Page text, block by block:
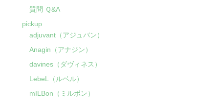
質問 Ｑ&A
pickup
adjuvant（アジュバン）
Anagin（アナジン）
davines（ダヴィネス）
LebeL（ルベル）
mILBon（ミルボン）